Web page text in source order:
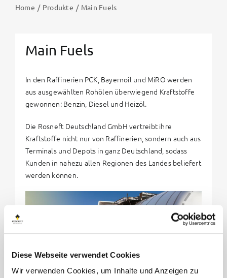
Diese Webseite verwendet Cookies
Wir verwenden Cookies, um Inhalte und Anzeigen zu
Home Produkte Main Fuels
Main Fuels
In den Raffinerien PCK, Bayernoil und MiRO werden
aus ausgewählten Rohölen überwiegend Kraftstoffe
gewonnen: Benzin, Diesel und Heizöl.
Die Rosneft Deutschland GmbH vertreibt ihre
Kraftstoffe nicht nur von Raffinerien, sondern auch aus
Terminals und Depots in ganz Deutschland, sodass
Kunden in nahezu allen Regionen des Landes beliefert
werden können.